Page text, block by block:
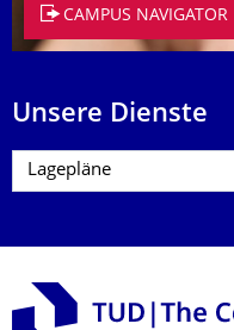
CAMPUS NAVIGATOR
Unsere Dienste